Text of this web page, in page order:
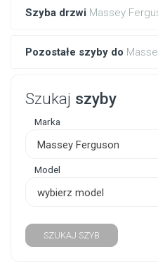
Szyba drzwi Massey
Pozostałe szyby do
Szukaj szyby
Marka
Massey Ferguson
Model
wybierz model
SZUKAJ SZYB